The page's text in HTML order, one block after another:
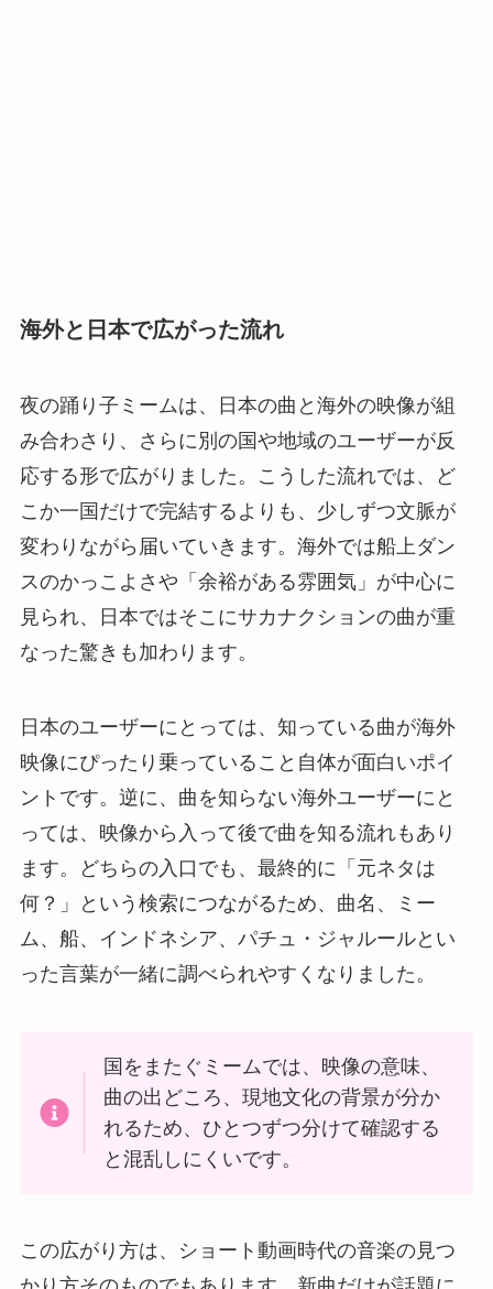
海外と日本で広がった流れ
夜の踊り子ミームは、日本の曲と海外の映像が組
み合わさり、さらに別の国や地域のユーザーが反
応する形で広がりました。こうした流れでは、ど
こか一国だけで完結するよりも、少しずつ文脈が
変わりながら届いていきます。海外では船上ダン
スのかっこよさや「余裕がある雰囲気」が中心に
見られ、日本ではそこにサカナクションの曲が重
なった驚きも加わります。
日本のユーザーにとっては、知っている曲が海外
映像にぴったり乗っていること自体が面白いポイ
ントです。逆に、曲を知らない海外ユーザーにと
っては、映像から入って後で曲を知る流れもあり
ます。どちらの入口でも、最終的に「元ネタは
何？」という検索につながるため、曲名、ミー
ム、船、インドネシア、パチュ・ジャルールとい
った言葉が一緒に調べられやすくなりました。
国をまたぐミームでは、映像の意味、
曲の出どころ、現地文化の背景が分か
れるため、ひとつずつ分けて確認する
と混乱しにくいです。
この広がり方は、ショート動画時代の音楽の見つ